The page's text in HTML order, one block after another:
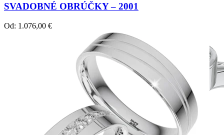
SVADOBNÉ OBRÚČKY – 2001
Od: 1.076,00 €